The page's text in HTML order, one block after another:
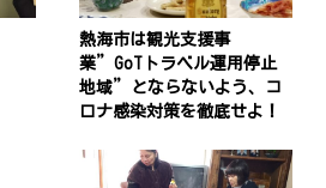
熱海市は観光支援事
業”GoTトラベル運用停止
地域”とならないよう、コ
ロナ感染対策を徹底せよ！